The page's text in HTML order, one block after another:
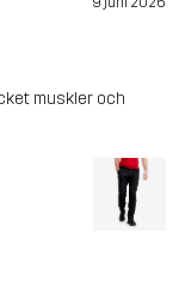
muskler och